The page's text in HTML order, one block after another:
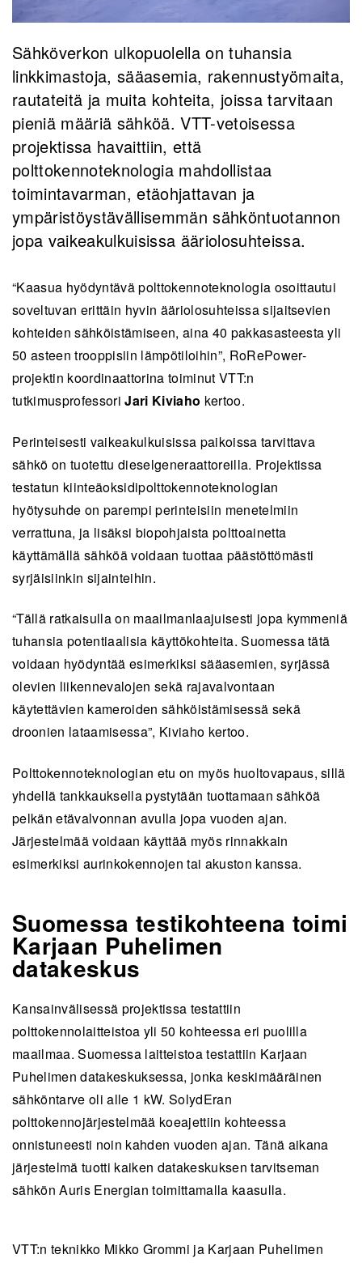
Sähköverkon ulkopuolella on tuhansia
linkkimastoja, sääasemia, rakennustyömaita,
rautateitä ja muita kohteita, joissa tarvitaan
pieniä määriä sähköä. VTT-vetoisessa
projektissa havaittiin, että
polttokennoteknologia mahdollistaa
toimintavarman, etäohjattavan ja
ympäristöystävällisemmän sähköntuotannon
jopa vaikeakulkuisissa ääriolosuhteissa.
“Kaasua hyödyntävä polttokennoteknologia osoittautui
soveltuvan erittäin hyvin ääriolosuhteissa sijaitsevien
kohteiden sähköistämiseen, aina 40 pakkasasteesta yli
50 asteen trooppisiin lämpötiloihin”, RoRePower-
projektin koordinaattorina toiminut VTT:n
tutkimusprofessoriJari Kiviaho kertoo.
Perinteisesti vaikeakulkuisissa paikoissa tarvittava
sähkö on tuotettu dieselgeneraattoreilla. Projektissa
testatun kiinteäoksidipolttokennoteknologian
hyötysuhde on parempi perinteisiin menetelmiin
verrattuna, ja lisäksi biopohjaista polttoainetta
käyttämällä sähköä voidaan tuottaa päästöttömästi
syrjäisiinkin sijainteihin.
“Tällä ratkaisulla on maailmanlaajuisesti jopa kymmeniä
tuhansia potentiaalisia käyttökohteita. Suomessa tätä
voidaan hyödyntää esimerkiksi sääasemien, syrjässä
olevien liikennevalojen sekä rajavalvontaan
käytettävien kameroiden sähköistämisessä sekä
droonien lataamisessa”, Kiviaho kertoo.
Polttokennoteknologian etu on myös huoltovapaus, sillä
yhdellä tankkauksella pystytään tuottamaan sähköä
pelkän etävalvonnan avulla jopa vuoden ajan.
Järjestelmää voidaan käyttää myös rinnakkain
esimerkiksi aurinkokennojen tai akuston kanssa.
Suomessa testikohteena toimi
Karjaan Puhelimen
datakeskus
Kansainvälisessä projektissa testattiin
polttokennolaitteistoa yli 50 kohteessa eri puolilla
maailmaa. Suomessa laitteistoa testattiin Karjaan
Puhelimen datakeskuksessa, jonka keskimääräinen
sähköntarve oli alle 1 kW. SolydEran
polttokennojärjestelmää koeajettiin kohteessa
onnistuneesti noin kahden vuoden ajan. Tänä aikana
järjestelmä tuotti kaiken datakeskuksen tarvitseman
sähkön Auris Energian toimittamalla kaasulla.
VTT:n teknikko Mikko Grommi ja Karjaan Puhelimen